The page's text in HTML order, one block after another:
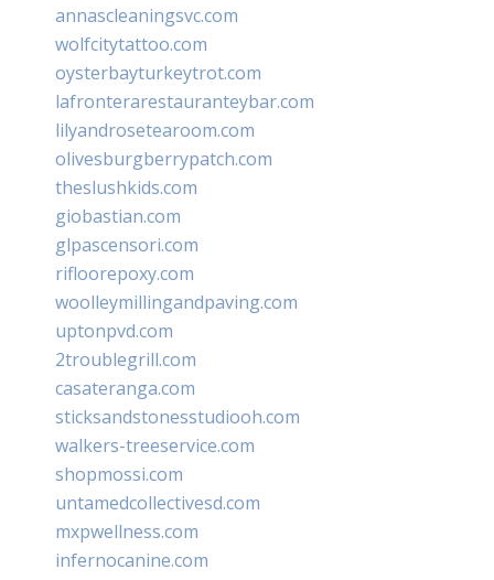
annascleaningsvc.com
wolfcitytattoo.com
oysterbayturkeytrot.com
lafronterarestauranteybar.com
lilyandrosetearoom.com
olivesburgberrypatch.com
theslushkids.com
giobastian.com
glpascensori.com
rifloorepoxy.com
woolleymillingandpaving.com
uptonpvd.com
2troublegrill.com
casateranga.com
sticksandstonesstudiooh.com
walkers-treeservice.com
shopmossi.com
untamedcollectivesd.com
mxpwellness.com
infernocanine.com